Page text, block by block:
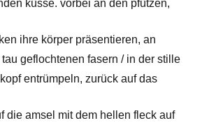
küsse. vorbei an den pfützen,
ihre körper präsentieren, an
geflochtenen fasern / in der stille
entrümpeln, zurück auf das
die amsel mit dem hellen fleck auf